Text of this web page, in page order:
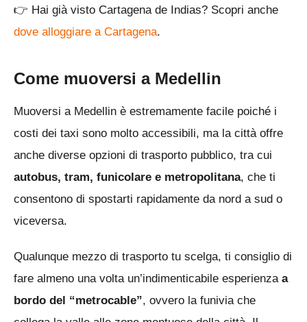
👉 Hai già visto Cartagena de Indias? Scopri anche
dove alloggiare a Cartagena.
Come muoversi a Medellin
Muoversi a Medellin è estremamente facile poiché i
costi dei taxi sono molto accessibili, ma la città offre
anche diverse opzioni di trasporto pubblico, tra cui
autobus, tram, funicolare e metropolitana, che ti
consentono di spostarti rapidamente da nord a sud o
viceversa.
Qualunque mezzo di trasporto tu scelga, ti consiglio di
fare almeno una volta un’indimenticabile esperienza a
bordo del “metrocable”, ovvero la funivia che